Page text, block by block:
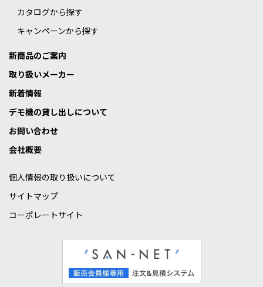
カタログから探す
キャンペーンから探す
新商品のご案内
取り扱いメーカー
新着情報
デモ機の貸し出しについて
お問い合わせ
会社概要
個人情報の取り扱いについて
サイトマップ
コーポレートサイト